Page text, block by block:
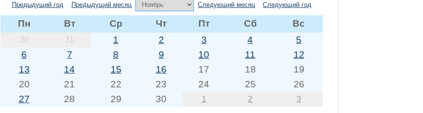
Предыдущий год Предыдущий месяц Следующий месяц Следующий год
Пн Вт Ср Чт Пт Сб Вс
30 31 1 2 3 4
5
6
7 8 9 10 11
12
13
14 15 16 17 18
19
20
21 22 23 24 25
26
27
28 29 30 1 2 3